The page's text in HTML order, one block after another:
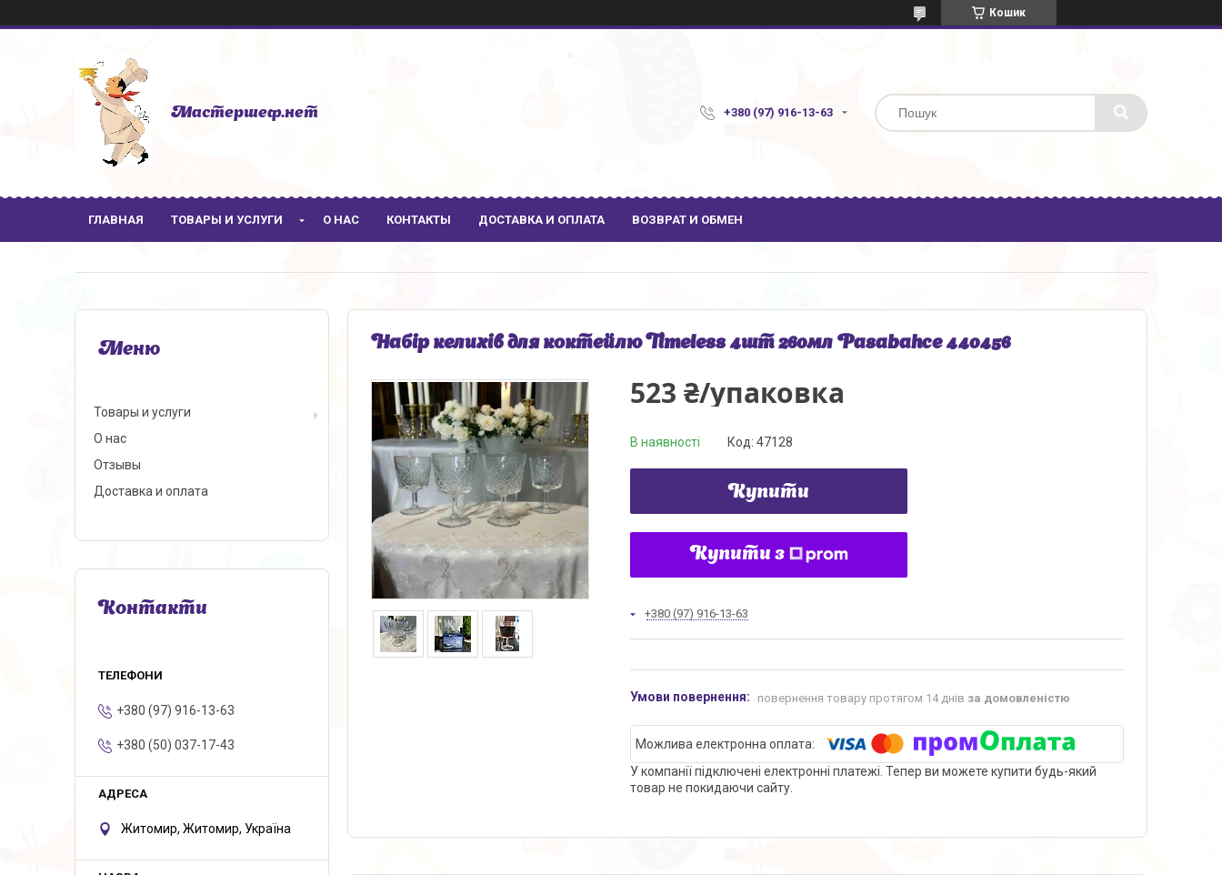
Кошик
Мастершеф.нет +380 (97) 916-13-63
ГЛАВНАЯ ТОВАРЫ И УСЛУГИ О НАС КОНТАКТЫ ДОСТАВКА И ОПЛАТА ВОЗВРАТ И ОБМЕН
Набір келихів для коктейлю Timeless 4шт 260мл Pasabahce 440456
523 ₴/упаковка
В наявності Код: 47128
Купити
Купити з
+380 (97) 916-13-63
повернення товару протягом 14 днів за домовленістю
У компанії підключені електронні платежі. Тепер ви можете купити будь-який
товар не покидаючи сайту.
Товары и услуги
О нас
Отзывы
Доставка и оплата
Контакти
+380 (97) 916-13-63
+380 (50) 037-17-43
Житомир, Житомир, Україна